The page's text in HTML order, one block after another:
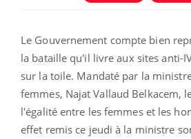
Le Gouvernement compte bien
la bataille qu'il livre aux sites anti-
sur la toile. Mandaté par la
femmes, Najat Vallaud Belkacem,
l'égalité entre les femmes et les
effet remis ce jeudi à la ministre